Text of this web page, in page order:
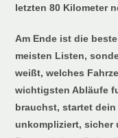
letzten 80 Kilometer
Am Ende ist die
meisten Listen,
weißt, welches
wichtigsten Abläufe
brauchst, startet
unkompliziert, sicher